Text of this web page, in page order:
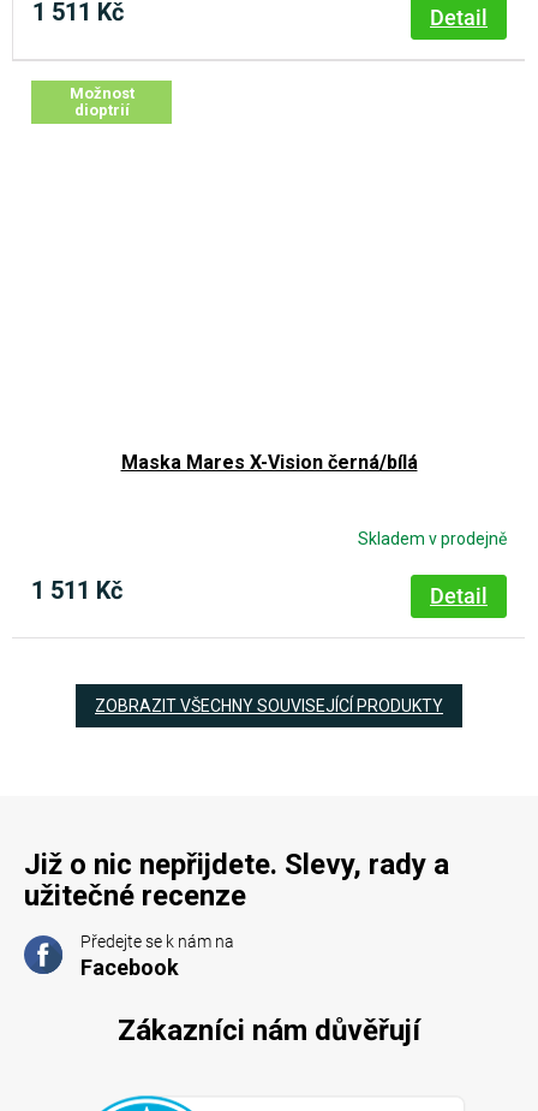
1 511 Kč Detail
Možnost
dioptrií
Maska Mares X-Vision černá/bílá
Skladem v prodejně
1 511 Kč Detail
ZOBRAZIT VŠECHNY SOUVISEJÍCÍ PRODUKTY
Již o nic nepřijdete. Slevy, rady a
užitečné recenze
Předejte se k nám na
Facebook
Zákazníci nám důvěřují